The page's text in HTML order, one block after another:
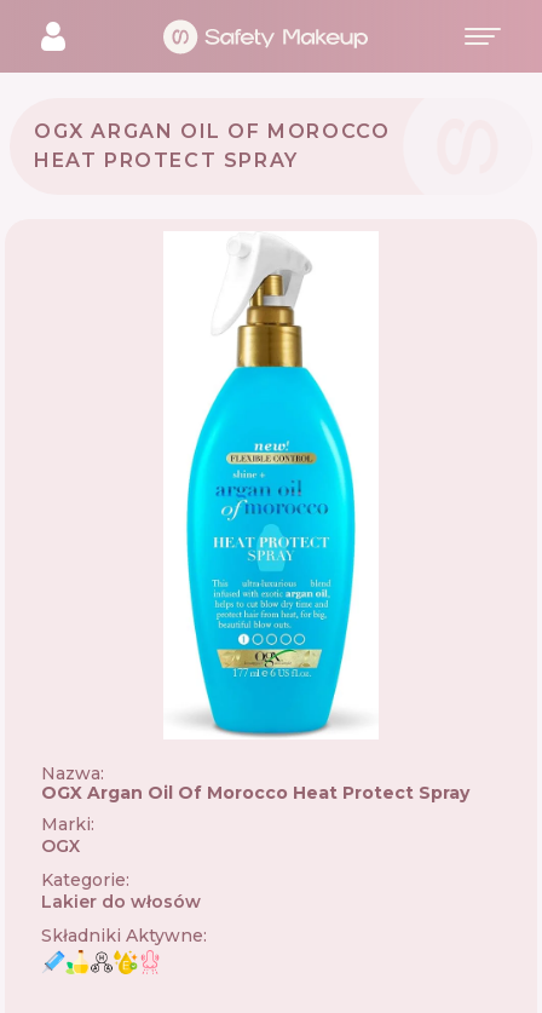
OGX ARGAN OIL OF MOROCCO
HEAT PROTECT SPRAY
Nazwa:
OGX Argan Oil Of Morocco Heat Protect Spray
Marki:
OGX
Kategorie:
Lakier do włosów
Składniki Aktywne: